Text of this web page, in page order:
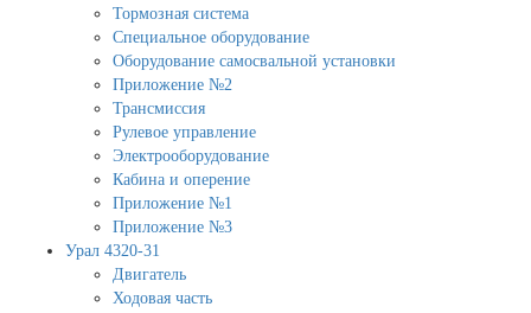
Тормозная система
Специальное оборудование
Оборудование самосвальной установки
Приложение №2
Трансмиссия
Рулевое управление
Электрооборудование
Кабина и оперение
Приложение №1
Приложение №3
Урал 4320-31
Двигатель
Ходовая часть